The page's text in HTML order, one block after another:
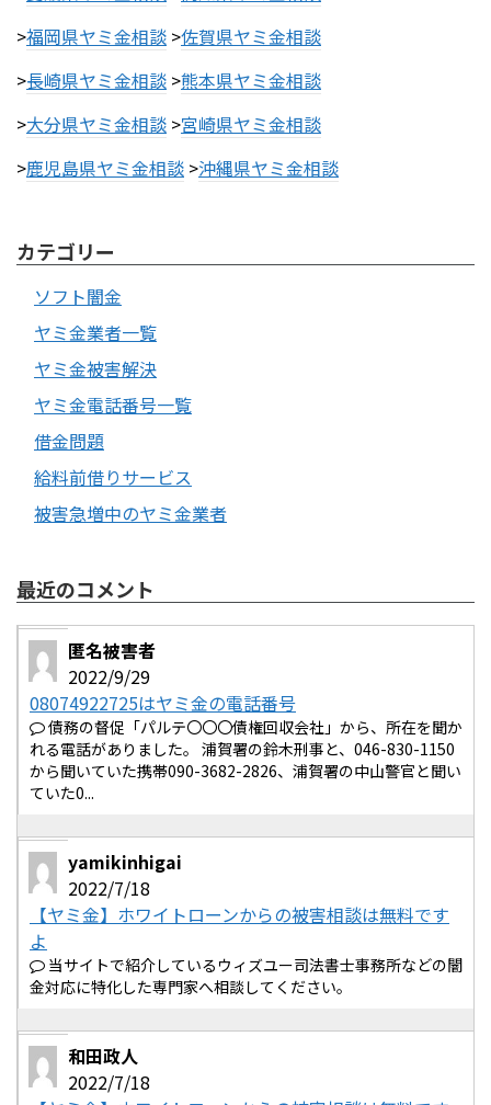
>福岡県ヤミ金相談 >佐賀県ヤミ金相談
>長崎県ヤミ金相談 >熊本県ヤミ金相談
>大分県ヤミ金相談 >宮崎県ヤミ金相談
>鹿児島県ヤミ金相談 >沖縄県ヤミ金相談
カテゴリー
ソフト闇金
ヤミ金業者一覧
ヤミ金被害解決
ヤミ金電話番号一覧
借金問題
給料前借りサービス
被害急増中のヤミ金業者
最近のコメント
匿名被害者
2022/9/29
08074922725はヤミ金の電話番号
債務の督促「パルテ〇〇〇債権回収会社」から、所在を聞か
れる電話がありました。 浦賀署の鈴木刑事と、046-830-1150
から聞いていた携帯090-3682-2826、浦賀署の中山警官と聞い
ていた0...
yamikinhigai
2022/7/18
【ヤミ金】ホワイトローンからの被害相談は無料です
よ
当サイトで紹介しているウィズユー司法書士事務所などの闇
金対応に特化した専門家へ相談してください。
和田政人
2022/7/18